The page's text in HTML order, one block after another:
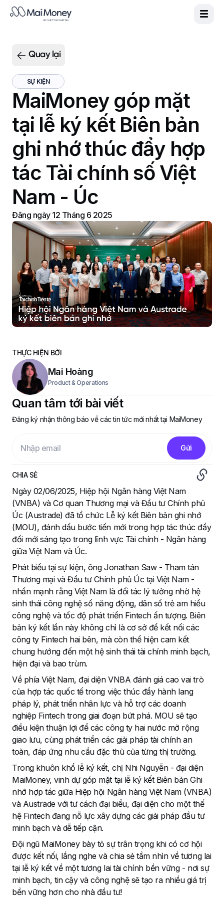
MaiGreen
PlayMoolah
Về chúng tôi
Tin tức MaiMoney
Quay lại
SỰ KIỆN
MaiMoney góp mặt
tại lễ ký kết Biên bản
ghi nhớ thúc đẩy hợp
tác Tài chính số Việt
Nam - Úc
Đăng ngày 12 Tháng 6 2025
THỰC HIỆN BỞI
Mai Hoàng
Product & Operations
Quan tâm tới bài viết
Đăng ký nhận thông báo về các tin tức mới nhất tại MaiMoney
Gửi
CHIA SẺ
Ngày 02/06/2025, Hiệp hội Ngân hàng Việt Nam
(VNBA) và Cơ quan Thương mại và Đầu tư Chính phủ
Úc (Austrade) đã tổ chức Lễ ký kết Biên bản ghi nhớ
(MOU), đánh dấu bước tiến mới trong hợp tác thúc đẩy
đổi mới sáng tạo trong lĩnh vực Tài chính - Ngân hàng
giữa Việt Nam và Úc.
Phát biểu tại sự kiện, ông Jonathan Saw - Tham tán
Thương mại và Đầu tư Chính phủ Úc tại Việt Nam -
nhấn mạnh rằng Việt Nam là đối tác lý tưởng nhờ hệ
sinh thái công nghệ số năng động, dân số trẻ am hiểu
công nghệ và tốc độ phát triển Fintech ấn tượng. Biên
bản ký kết lần này không chỉ là cơ sở để kết nối các
công ty Fintech hai bên, mà còn thể hiện cam kết
chung hướng đến một hệ sinh thái tài chính minh bạch,
hiện đại và bao trùm.
Về phía Việt Nam, đại diện VNBA đánh giá cao vai trò
của hợp tác quốc tế trong việc thúc đẩy hành lang
pháp lý, phát triển nhân lực và hỗ trợ các doanh
nghiệp Fintech trong giai đoạn bứt phá. MOU sẽ tạo
điều kiện thuận lợi để các công ty hai nước mở rộng
giao lưu, cùng phát triển các giải pháp tài chính an
toàn, đáp ứng nhu cầu đặc thù của từng thị trường.
Trong khuôn khổ lễ ký kết, chị Nhi Nguyễn - đại diện
MaiMoney, vinh dự góp mặt tại lễ ký kết Biên bản Ghi
nhớ hợp tác giữa Hiệp hội Ngân hàng Việt Nam (VNBA)
và Austrade với tư cách đại biểu, đại diện cho một thế
hệ Fintech đang nỗ lực xây dựng các giải pháp đầu tư
minh bạch và dễ tiếp cận.
Đội ngũ MaiMoney bày tỏ sự trân trọng khi có cơ hội
được kết nối, lắng nghe và chia sẻ tầm nhìn về tương lai
tại lễ ký kết về một tương lai tài chính bền vững - nơi sự
minh bạch, tin cậy và công nghệ sẽ tạo ra nhiều giá trị
bền vững hơn cho nhà đầu tư!